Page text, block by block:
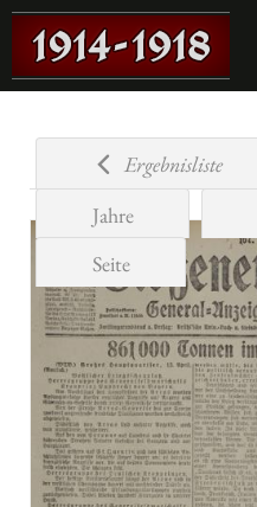
Ergebnisliste
Jahre
Seite